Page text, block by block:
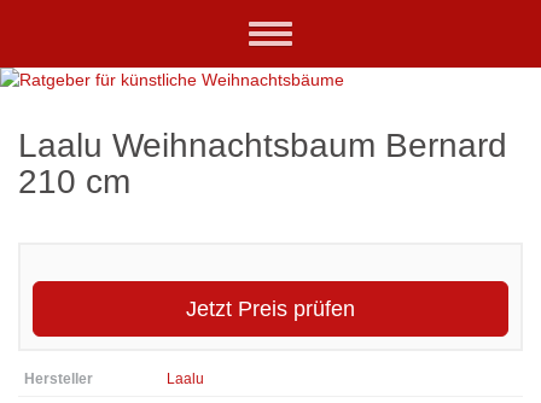
content
Toggle
Laalu Weihnachtsbaum Bernard
210 cm
Jetzt Preis prüfen
Hersteller
Laalu